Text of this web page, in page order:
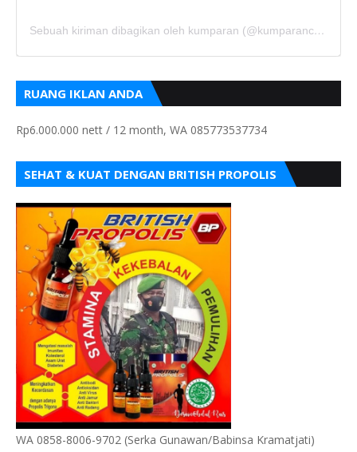
Sebuah kiriman dibagikan oleh kumparan (@kumparancom)
RUANG IKLAN ANDA
Rp6.000.000 nett / 12 month, WA 085773537734
SEHAT & KUAT DENGAN BRITISH PROPOLIS
WA 0858-8006-9702 (Serka Gunawan/Babinsa Kramatjati)